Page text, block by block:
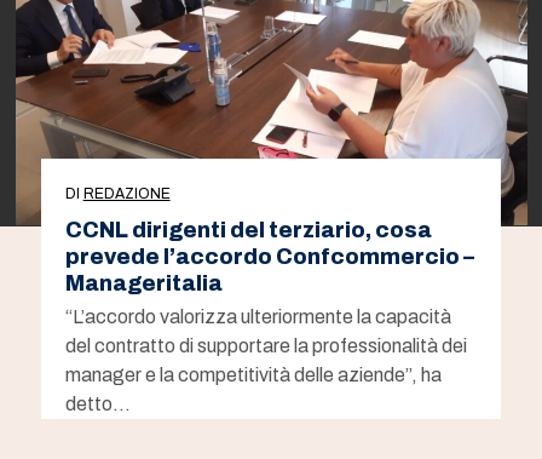
DI REDAZIONE
CCNL dirigenti del terziario, cosa
prevede l’accordo Confcommercio –
Manageritalia
“L’accordo valorizza ulteriormente la capacità
del contratto di supportare la professionalità dei
manager e la competitività delle aziende”, ha
detto…